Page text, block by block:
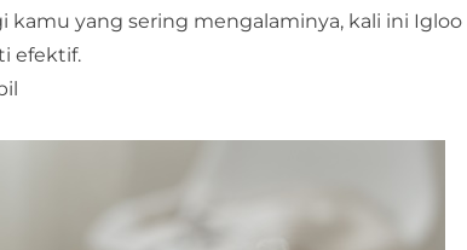
kamu yang sering mengalaminya, kali ini
efektif.